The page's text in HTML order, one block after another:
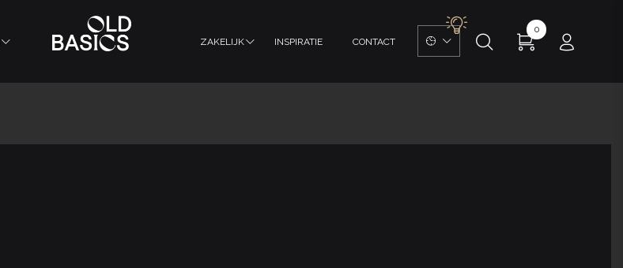
ZAKELIJK INSPIRATIE CONTACT
0